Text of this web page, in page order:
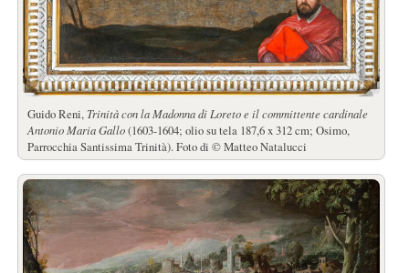
Guido Reni, Trinità con la Madonna di Loreto e il committente cardinale
Antonio Maria Gallo(1603-1604; olio su tela 187,6 x 312 cm; Osimo,
Parrocchia Santissima Trinità). Foto di © Matteo Natalucci